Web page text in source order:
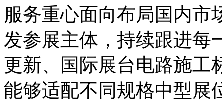
服务重心面向布局国内市
发参展主体，持续跟进每
更新、国际展台电路施工
能够适配不同规格中型展